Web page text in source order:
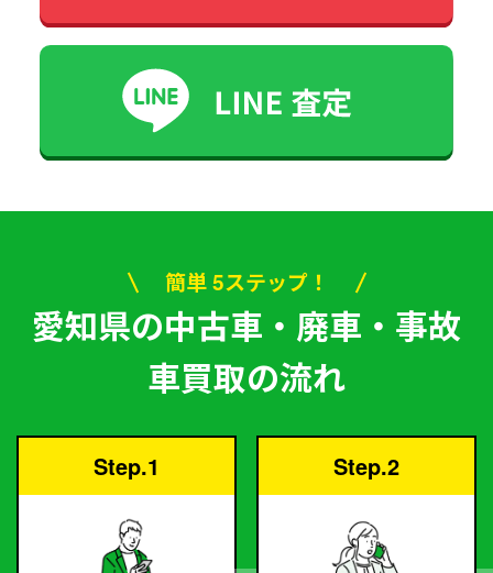
簡単 5ステップ！
愛知県の中古車・廃車・事故
車買取の流れ
Step.1 Step.2